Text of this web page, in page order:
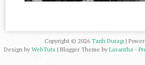
Copyright © 2026 Tarih Duragı|
Design by WebTuts | Blogger Theme by Lasantha -